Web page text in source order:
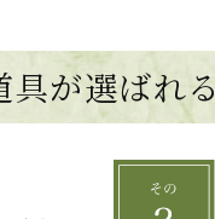
が選ばれる